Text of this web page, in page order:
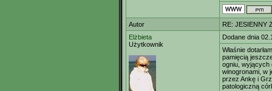
Autor
RE: JESIENNY
Elżbieta
Użytkownik
Dodane dnia
Właśnie
pamięcią
ogniu,
winogronami, w
przez Ankę i
patologiczną